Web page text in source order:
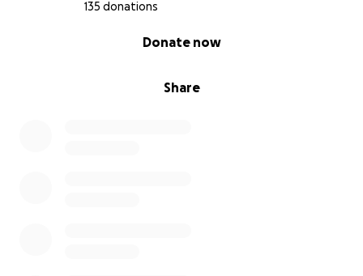
135 donations
Share
Donate now